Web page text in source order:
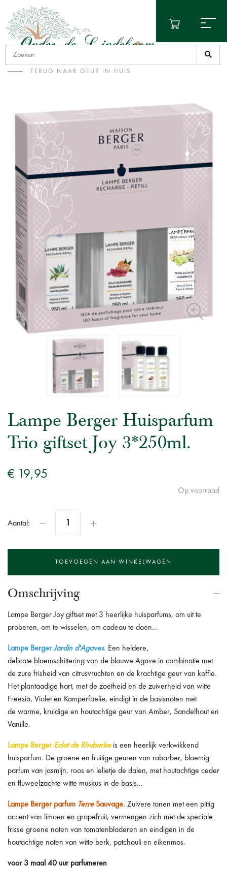
TERUG NAAR GEUR IN HUIS
Lampe Berger Huisparfum
Trio giftset Joy 3*250ml.
€ 19,95
Op voorraad
Aantal:
Omschrijving
Lampe Berger Joy giftset met 3 heerlijke huisparfums, om uit te
proberen, om te wisselen, om cadeau te doen...
Lampe BergerJardin d'Agaves. Een heldere,
delicate bloemschittering van de blauwe Agave in combinatie met
de zure frisheid van citrusvruchten en de krachtige geur van koffie.
Het plantaadige hart, met de zoetheid en de zuiverheid van witte
Freesia, Violet en Kamperfoelie, eindigt in de basisnoten met
de warme, kruidige en houtachtige geur van Amber, Sandelhout en
Vanille.
Lampe Berger Eclat de Rhubarbe is een heerlijk verkwikkend
huisparfum. De groene en fruitige geuren van rabarber, bloemig
parfum van jasmijn, roos en lelietje de dalen, met houtachtige ceder
en fluweelzachte witte muskus in de basis...
Lampe Berger parfum TerreSauvage. Zuivere tonen met een pittig
accent van limoen en grapefruit, vermengen zich met de speciale
frisse groene noten van tomatenbladeren en eindigen in de
houtachtige noten van witte berk, patchouli en eikenmos.
voor 3 maal 40 uur parfumeren